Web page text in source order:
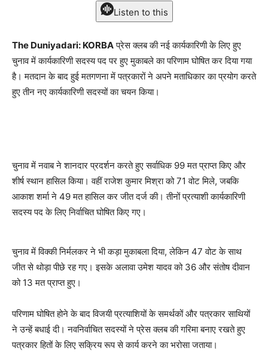
Listen to this
The Duniyadari: KORBAप्रेस क्लब की नई कार्यकारिणी के लिए हुए
चुनाव में कार्यकारिणी सदस्य पद पर हुए मुकाबले का परिणाम घोषित कर दिया गया
है। मतदान के बाद हुई मतगणना में पत्रकारों ने अपने मताधिकार का प्रयोग करते
हुए तीन नए कार्यकारिणी सदस्यों का चयन किया।
चुनाव में नवाब ने शानदार प्रदर्शन करते हुए सर्वाधिक 99 मत प्राप्त किए और
शीर्ष स्थान हासिल किया। वहीं राजेश कुमार मिश्रा को 71 वोट मिले, जबकि
आकाश शर्मा ने 49 मत हासिल कर जीत दर्ज की। तीनों प्रत्याशी कार्यकारिणी
सदस्य पद के लिए निर्वाचित घोषित किए गए।
चुनाव में विक्की निर्मलकर ने भी कड़ा मुकाबला दिया, लेकिन 47 वोट के साथ
जीत से थोड़ा पीछे रह गए। इसके अलावा उमेश यादव को 36 और संतोष दीवान
को 13 मत प्राप्त हुए।
परिणाम घोषित होने के बाद विजयी प्रत्याशियों के समर्थकों और पत्रकार साथियों
ने उन्हें बधाई दी। नवनिर्वाचित सदस्यों ने प्रेस क्लब की गरिमा बनाए रखते हुए
पत्रकार हितों के लिए सक्रिय रूप से कार्य करने का भरोसा जताया।